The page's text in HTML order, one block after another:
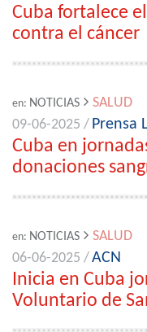
Cuba fortalece
contra el cáncer
en: NOTICIAS
SALUD
09-06-2025 / Prensa
Cuba en
donaciones
en: NOTICIAS
SALUD
06-06-2025 /ACN
Inicia en Cuba
Voluntario de